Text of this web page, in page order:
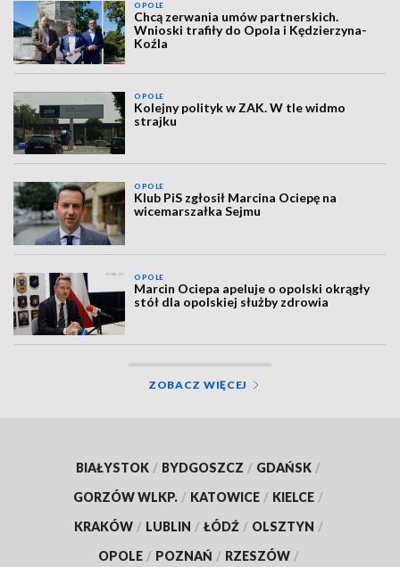
OPOLE
Chcą zerwania umów partnerskich.
Wnioski trafiły do Opola i Kędzierzyna-
Koźla
OPOLE
Kolejny polityk w ZAK. W tle widmo
strajku
OPOLE
Klub PiS zgłosił Marcina Ociepę na
wicemarszałka Sejmu
OPOLE
Marcin Ociepa apeluje o opolski okrągły
stół dla opolskiej służby zdrowia
ZOBACZ WIĘCEJ
BIAŁYSTOK / BYDGOSZCZ / GDAŃSK /
GORZÓW WLKP. / KATOWICE / KIELCE /
KRAKÓW / LUBLIN / ŁÓDŹ / OLSZTYN /
OPOLE / POZNAŃ / RZESZÓW /